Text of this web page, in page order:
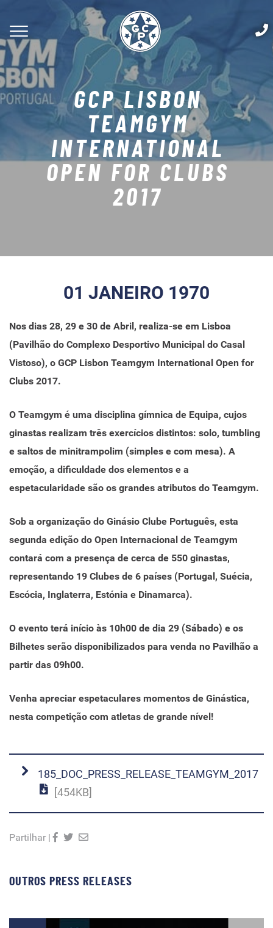
GCP LISBON
TEAMGYM
INTERNATIONAL
OPEN FOR CLUBS
2017
01 JANEIRO 1970
Nos dias 28, 29 e 30 de Abril, realiza-se em Lisboa
(Pavilhão do Complexo Desportivo Municipal do Casal
Vistoso), o GCP Lisbon Teamgym International Open for
Clubs 2017.
O Teamgym é uma disciplina gímnica de Equipa, cujos
ginastas realizam três exercícios distintos: solo, tumbling
e saltos de minitrampolim (simples e com mesa). A
emoção, a dificuldade dos elementos e a
espetacularidade são os grandes atributos do Teamgym.
Sob a organização do Ginásio Clube Português, esta
segunda edição do Open Internacional de Teamgym
contará com a presença de cerca de 550 ginastas,
representando 19 Clubes de 6 países (Portugal, Suécia,
Escócia, Inglaterra, Estónia e Dinamarca).
O evento terá início às 10h00 de dia 29 (Sábado) e os
Bilhetes serão disponibilizados para venda no Pavilhão a
partir das 09h00.
Venha apreciar espetaculares momentos de Ginástica,
nesta competição com atletas de grande nível!
185_DOC_PRESS_RELEASE_TEAMGYM_2017
[454KB]
Partilhar |
OUTROS PRESS RELEASES